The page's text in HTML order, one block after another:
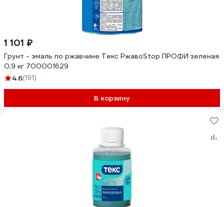
1 101 ₽
Грунт - эмаль по ржавчине Текс РжавоStop ПРОФИ зеленая
0,9 кг 700001629
4.6(191)
В корзину